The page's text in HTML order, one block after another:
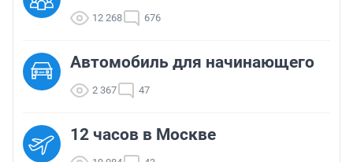
12 268 676
Автомобиль для начинающего
2 367 47
12 часов в Москве